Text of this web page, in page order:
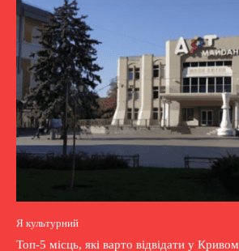
Я культурний
Топ-5 місць, які варто відвідати у